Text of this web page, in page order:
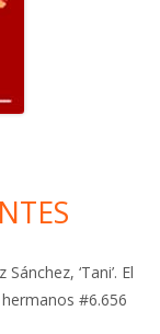
‘Tani’. El
#6.656